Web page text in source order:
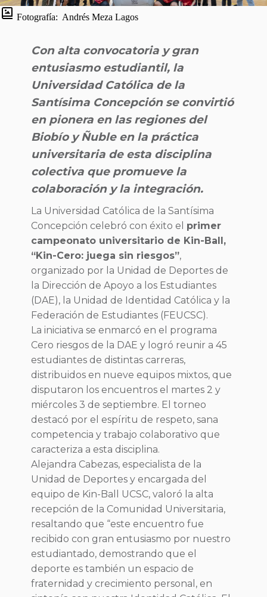
Fotografía: Andrés Meza Lagos
Con alta convocatoria y gran
entusiasmo estudiantil, la
Universidad Católica de la
Santísima Concepción se convirtió
en pionera en las regiones del
Biobío y Ñuble en la práctica
universitaria de esta disciplina
colectiva que promueve la
colaboración y la integración.
La Universidad Católica de la Santísima
Concepción celebró con éxito el primer
campeonato universitario de Kin-Ball,
“Kin-Cero: juega sin riesgos”,
organizado por la Unidad de Deportes de
la Dirección de Apoyo a los Estudiantes
(DAE), la Unidad de Identidad Católica y la
Federación de Estudiantes (FEUCSC).
La iniciativa se enmarcó en el programa
Cero riesgos de la DAE y logró reunir a 45
estudiantes de distintas carreras,
distribuidos en nueve equipos mixtos, que
disputaron los encuentros el martes 2 y
miércoles 3 de septiembre. El torneo
destacó por el espíritu de respeto, sana
competencia y trabajo colaborativo que
caracteriza a esta disciplina.
Alejandra Cabezas, especialista de la
Unidad de Deportes y encargada del
equipo de Kin-Ball UCSC, valoró la alta
recepción de la Comunidad Universitaria,
resaltando que “este encuentro fue
recibido con gran entusiasmo por nuestro
estudiantado, demostrando que el
deporte es también un espacio de
fraternidad y crecimiento personal, en